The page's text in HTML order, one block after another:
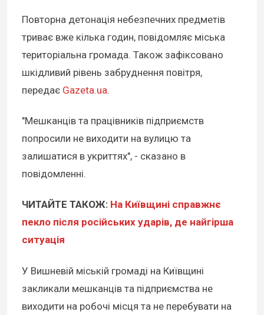
Повторна детонація небезпечних предметів
триває вже кілька годин, повідомляє міська
територіальна громада. Також зафіксовано
шкідливий рівень забруднення повітря,
передає Gazeta.ua.
"Мешканців та працівників підприємств
попросили не виходити на вулицю та
залишатися в укриттях", - сказано в
повідомленні.
ЧИТАЙТЕ ТАКОЖ: На Київщині справжнє
пекло після російських ударів, де найгірша
ситуація
У Вишневій міській громаді на Київщині
закликали мешканців та підприємства не
виходити на робочі місця та не перебувати на